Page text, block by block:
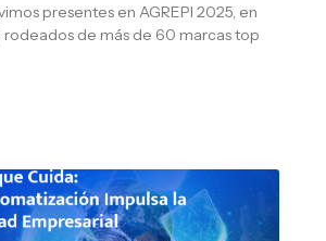
presentes en AGREPI 2025, en
rodeados de más de 60 marcas top